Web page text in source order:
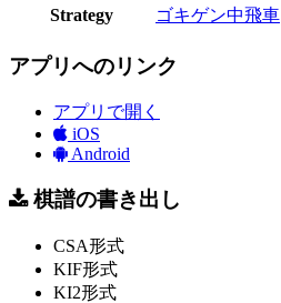
Strategy
ゴキゲン中飛車
アプリへのリンク
アプリで開く
iOS
Android
棋譜の書き出し
CSA形式
KIF形式
KI2形式